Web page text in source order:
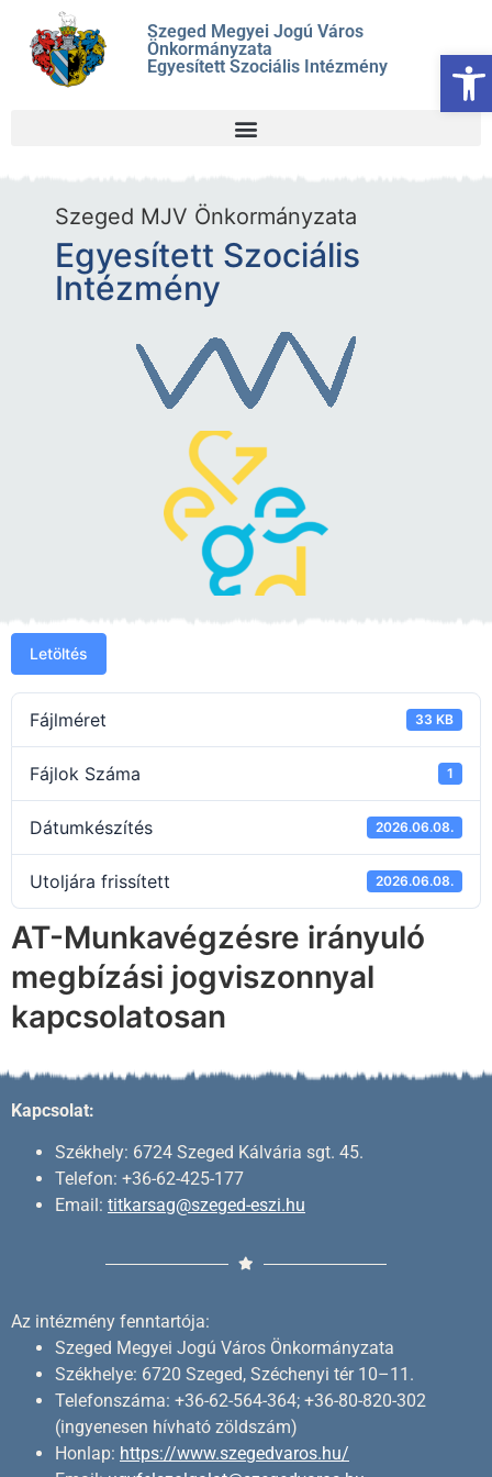
Szeged Megyei Jogú Város
Önkormányzata
Egyesített Szociális Intézmény
Szeged MJV Önkormányzata
Egyesített Szociális
Intézmény
Letöltés
Fájlméret 33 KB
Fájlok Száma 1
Dátumkészítés 2026.06.08.
Utoljára frissített 2026.06.08.
AT-Munkavégzésre irányuló
megbízási jogviszonnyal
kapcsolatosan
Kapcsolat:
Székhely: 6724 Szeged Kálvária sgt. 45.
Telefon: +36-62-425-177
Email: titkarsag@szeged-eszi.hu
Az intézmény fenntartója:
Szeged Megyei Jogú Város Önkormányzata
Székhelye: 6720 Szeged, Széchenyi tér 10–11.
Telefonszáma: +36-62-564-364; +36-80-820-302
(ingyenesen hívható zöldszám)
Honlap: https://www.szegedvaros.hu/